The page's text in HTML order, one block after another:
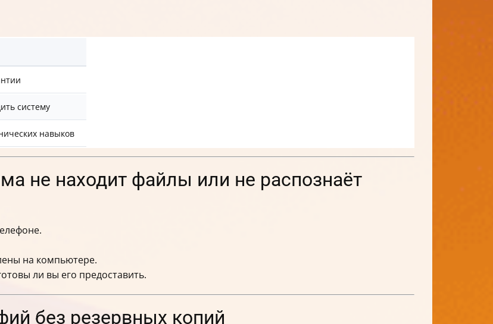
систему
навыков
не находит файлы или не распознаёт
на компьютере.
ли вы его предоставить.
без резервных копий